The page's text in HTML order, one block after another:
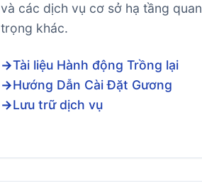
và các dịch vụ cơ sở hạ tầng quan
trọng khác.
Tài liệu Hành động Trồng lại
Hướng Dẫn Cài Đặt Gương
Lưu trữ dịch vụ